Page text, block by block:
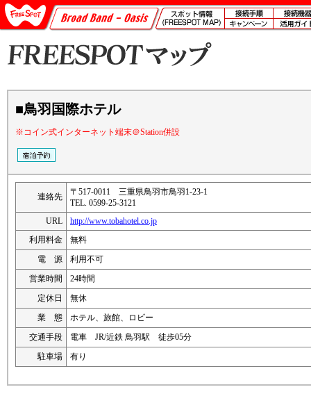
■鳥羽国際ホテル
※コイン式インターネット端末＠Station併設
連絡先
〒517-0011 三重県鳥羽市鳥羽1-23-1
TEL. 0599-25-3121
URL
http://www.tobahotel.co.jp
利用料金
無料
電 源
利用不可
営業時間
24時間
定休日
無休
業 態
ホテル、旅館、ロビー
交通手段
電車 JR/近鉄 鳥羽駅 徒歩05分
駐車場
有り